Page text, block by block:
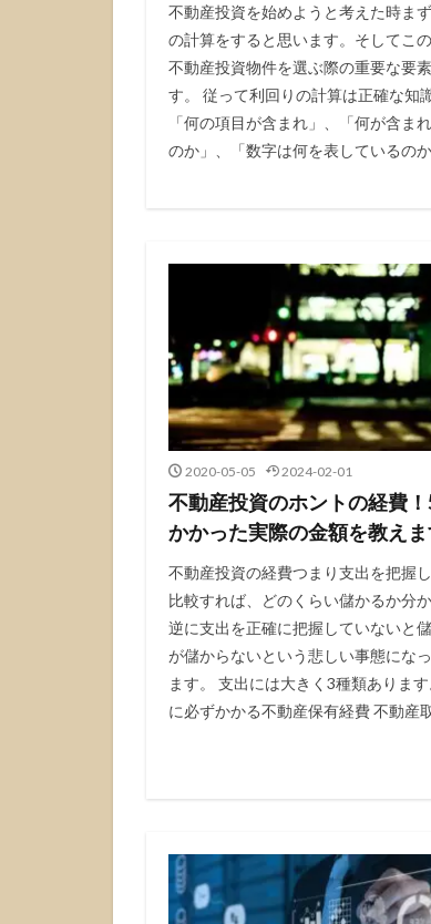
不動産投資を始めようと考えた時ま
の計算をすると思います。そしてこ
不動産投資物件を選ぶ際の重要な要
す。 従って利回りの計算は正確な知
「何の項目が含まれ」、「何が含ま
のか」、「数字は何を表しているの
2020-05-05 2024-02-01
不動産投資のホントの経費
かかった実際の金額を教えま
不動産投資の経費つまり支出を把握
比較すれば、どのくらい儲かるか分か
逆に支出を正確に把握していないと
が儲からないという悲しい事態にな
ます。 支出には大きく3種類ありま
に必ずかかる不動産保有経費 不動産